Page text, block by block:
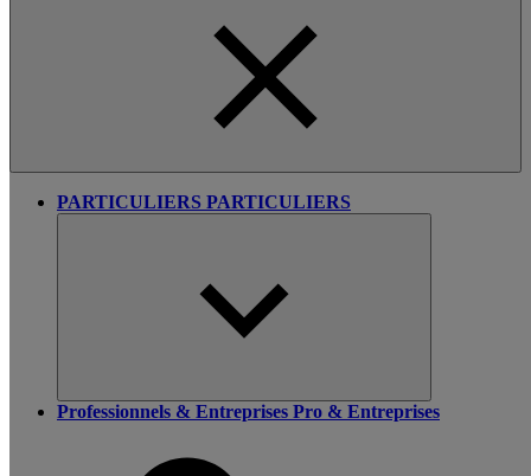
PARTICULIERS PARTICULIERS
Professionnels & Entreprises Pro & Entreprises